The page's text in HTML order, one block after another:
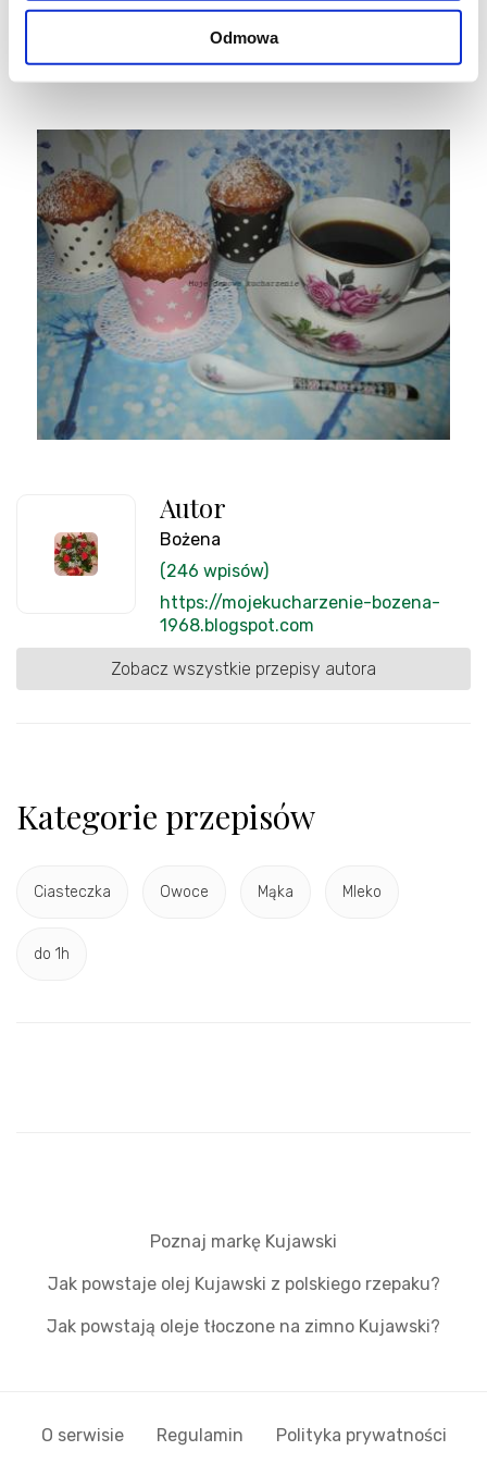
Odmowa
Autor
Bożena
(246 wpisów)
https://mojekucharzenie-bozena-
1968.blogspot.com
Zobacz wszystkie przepisy autora
Kategorie przepisów
Ciasteczka Owoce Mąka Mleko
do 1h
Poznaj markę Kujawski
Jak powstaje olej Kujawski z polskiego rzepaku?
Jak powstają oleje tłoczone na zimno Kujawski?
O serwisie Regulamin Polityka prywatności